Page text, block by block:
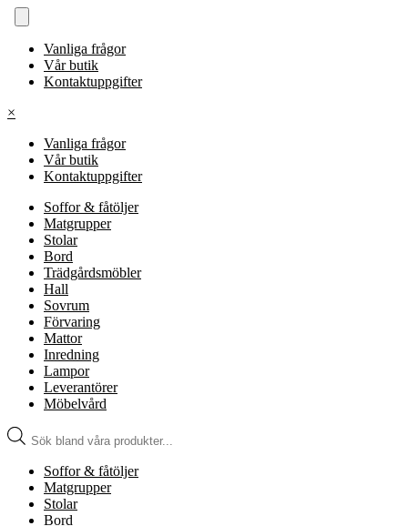
Vanliga frågor
Vår butik
Kontaktuppgifter
×
Vanliga frågor
Vår butik
Kontaktuppgifter
Soffor & fåtöljer
Matgrupper
Stolar
Bord
Trädgårdsmöbler
Hall
Sovrum
Förvaring
Mattor
Inredning
Lampor
Leverantörer
Möbelvård
Produktsökning
Soffor & fåtöljer
Matgrupper
Stolar
Bord